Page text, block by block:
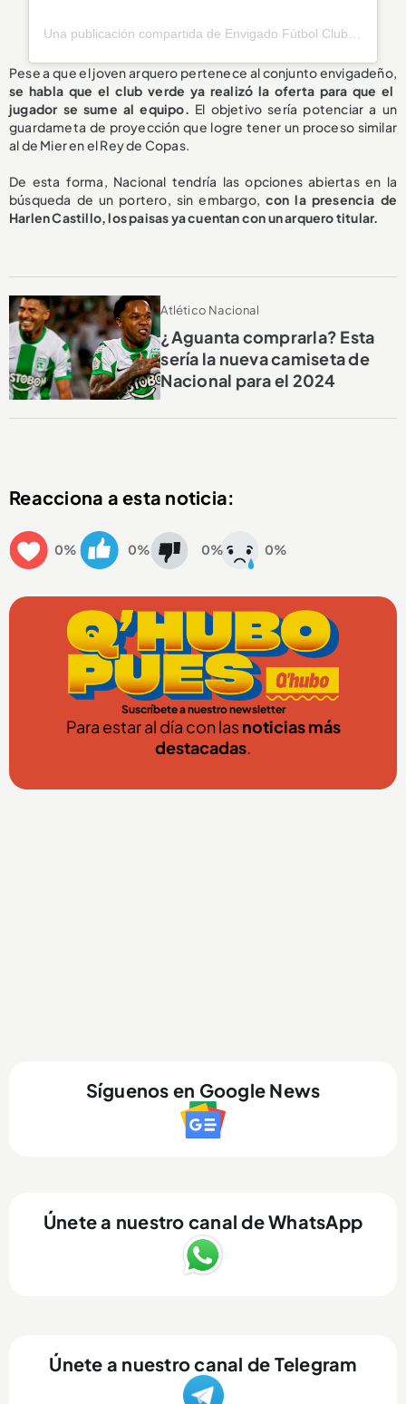
Pese a que el joven arquero pertenece al conjunto envigadeño,
se habla que el club verde ya realizó la oferta para que el
jugador se sume al equipo.
El objetivo sería potenciar a un
guardameta de proyección que logre tener un proceso similar
al de Mier en el Rey de Copas.
De esta forma, Nacional tendría las opciones abiertas en la
búsqueda de un portero, sin embargo, con la presencia de
Harlen Castillo, los paisas ya cuentan con un arquero titular.
Atlético Nacional
¿Aguanta comprarla? Esta
sería la nueva camiseta de
Nacional para el 2024
Reacciona a esta noticia:
0% 0% 0% 0%
Suscríbete a nuestro newsletter
Para estar al día con lasnoticias más
destacadas.
Síguenos en Google News
Únete a nuestro canal de WhatsApp
Únete a nuestro canal de Telegram